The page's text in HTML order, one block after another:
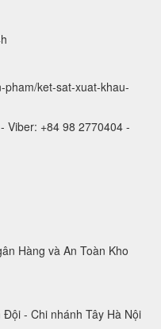
pham/ket-sat-xuat-khau-
Viber: +84 98 2770404 -
Hàng và An Toàn Kho
- Chi nhánh Tây Hà Nội